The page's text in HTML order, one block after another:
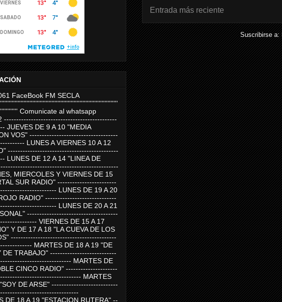
Entrada más reciente
Suscribirse a:
FaceBook FM SECLA
Comunicate al whatsapp
----------------------------------------------
JUEVES DE 9 A 10 "MEDIA
VOS" ------------------------------------
LUNES A VIERNES 10 A 12
---------------------------------------------
LUNES DE 12 A 14 "LINEA DE
MIERCOLES Y VIERNES DE 15
SUR RADIO" ------------------------
LUNES DE 19 A 20
RADIO" -----------------------------
LUNES DE 20 A 21
-------------------------------------
VIERNES DE 15 A 17
Y DE 17 A 18 "LA CUEVA DE LOS
-------------------------------------------
MARTES DE 18 A 19 "DE
DE TRABAJO" ---------------------------
MARTES DE
CINCO RADIO" ---------------------
MARTES
DE ARSE" ---------------------------
DE 18 A 19 "ESTACION RUTERA" --